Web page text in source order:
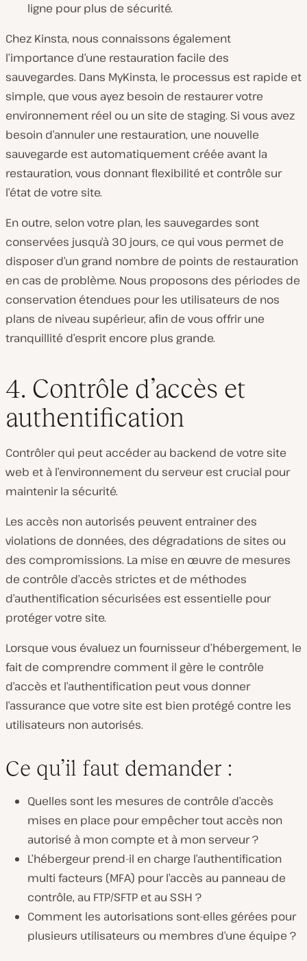
ligne pour plus de sécurité.
Chez Kinsta, nous connaissons également
l’importance d’une restauration facile des
sauvegardes. Dans MyKinsta, le processus est rapide et
simple, que vous ayez besoin de restaurer votre
environnement réel ou un site de staging. Si vous avez
besoin d’annuler une restauration, une nouvelle
sauvegarde est automatiquement créée avant la
restauration, vous donnant flexibilité et contrôle sur
l’état de votre site.
En outre, selon votre plan, les sauvegardes sont
conservées jusqu’à 30 jours, ce qui vous permet de
disposer d’un grand nombre de points de restauration
en cas de problème. Nous proposons des périodes de
conservation étendues pour les utilisateurs de nos
plans de niveau supérieur, afin de vous offrir une
tranquillité d’esprit encore plus grande.
4. Contrôle d’accès et
authentification
Contrôler qui peut accéder au backend de votre site
web et à l’environnement du serveur est crucial pour
maintenir la sécurité.
Les accès non autorisés peuvent entrainer des
violations de données, des dégradations de sites ou
des compromissions. La mise en œuvre de mesures
de contrôle d’accès strictes et de méthodes
d’authentification sécurisées est essentielle pour
protéger votre site.
Lorsque vous évaluez un fournisseur d’hébergement, le
fait de comprendre comment il gère le contrôle
d’accès et l’authentification peut vous donner
l’assurance que votre site est bien protégé contre les
utilisateurs non autorisés.
Ce qu’il faut demander :
Quelles sont les mesures de contrôle d’accès
mises en place pour empêcher tout accès non
autorisé à mon compte et à mon serveur ?
L’hébergeur prend-il en charge l’authentification
multi facteurs (MFA) pour l’accès au panneau de
contrôle, au FTP/SFTP et au SSH ?
Comment les autorisations sont-elles gérées pour
plusieurs utilisateurs ou membres d’une équipe ?